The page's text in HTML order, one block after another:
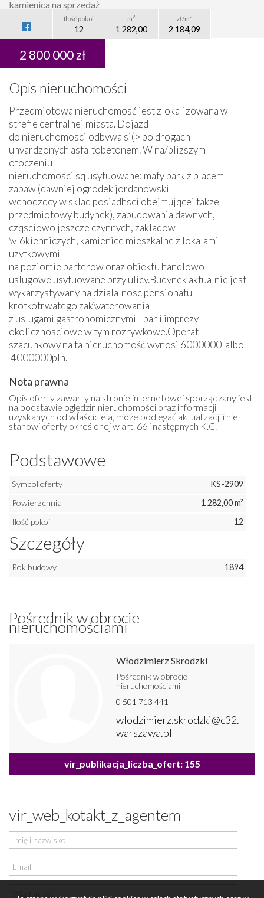
kamienica na sprzedaż
Ilość pokoi
12
m2
1 282,00
zł/m2
2 184,09
2 800 000 zł
Opis nieruchomości
Przedmiotowa nieruchomosć jest zlokalizowana w
strefie centralnej miasta. Dojazd
do nieruchomosci odbywa si(> po drogach
uhvardzonych asfaltobetonem. W na/blizszym
otoczeniu
nieruchomosci sq usytuowane: mafy park z placem
zabaw (dawniej ogrodek jordanowski
wchodzqcy w sklad posiadhsci obejmujqcej takze
przedmiotowy budynek), zabudowania dawnych,
czqsciowo jeszcze czynnych, zakladow
\vl6kienniczych, kamienice mieszkalne z lokalami
uzytkowymi
na poziomie parterow oraz obiektu handlowo-
uslugowe usytuowane przy ulicy.Budynek aktualnie jest
wykarzystywany na dzialalnosc pensjonatu
krotkotrwatego zak\vaterowania
z uslugami gastronomicznymi - bar i imprezy
okolicznosciowe w tym rozrywkowe.Operat
szacunkowy na ta nieruchomość wynosi 6000000 albo
4000000pln.
Nota prawna
Opis oferty zawarty na stronie internetowej sporządzany jest
na podstawie oględzin nieruchomości oraz informacji
uzyskanych od właściciela, może podlegać aktualizacji i nie
stanowi oferty określonej w art. 66 i następnych K.C.
Podstawowe
Symbol oferty
KS-2909
Powierzchnia
1 282,00 m²
Ilość pokoi
12
Szczegóły
Rok budowy 1894
Pośrednik w obrocie
nieruchomościami
Włodzimierz Skrodzki
Pośrednik w obrocie
nieruchomościami
0 501 713 441
wlodzimierz.skrodzki@c32.
warszawa.pl
vir_publikacja_liczba_ofert: 155
vir_web_kotakt_z_agentem